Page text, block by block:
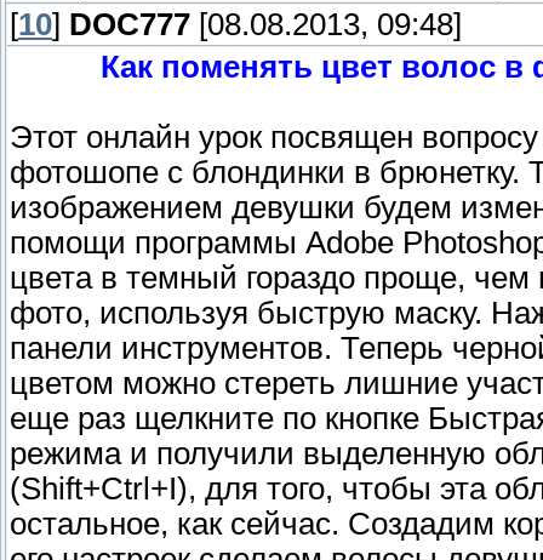
[10] DOC777 [08.08.2013, 09:48]
Как поменять цвет волос
Этот онлайн урок посвящен
фотошопе с блондинки в брюнетку.
изображением девушки будем
помощи программы Adobe
цвета в темный гораздо проще,
фото, используя быструю маску.
панели инструментов. Теперь
цветом можно стереть лишние
еще раз щелкните по кнопке
режима и получили выделенную
(Shift+Ctrl+I), для того, чтобы эта
остальное, как сейчас. Создадим